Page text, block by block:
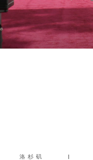
洛杉矶 |